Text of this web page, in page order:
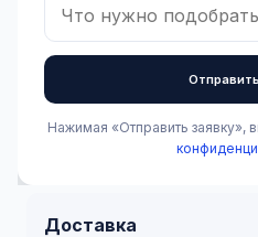
В наличии
Вакуумный
135 000 ₽
Доставка
Нажимая «Отправить заявку»,